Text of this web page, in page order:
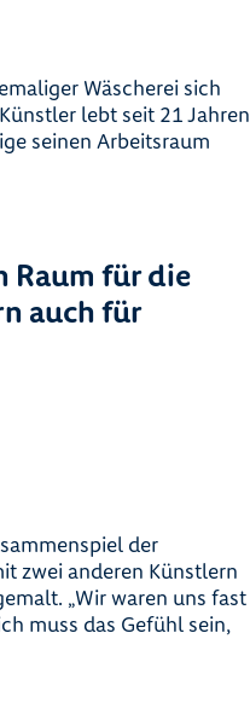
Wäscherei sich
lebt seit 21 Jahren
seinen Arbeitsraum
Raum für die
auch für
der
zwei anderen Künstlern
„Wir waren uns fast
muss das Gefühl sein,